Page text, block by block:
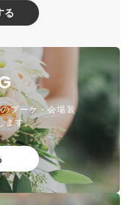
る
ブーケ・会場装
ます。